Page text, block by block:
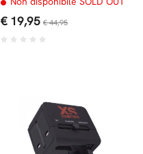
€ 19,95 € 44,95